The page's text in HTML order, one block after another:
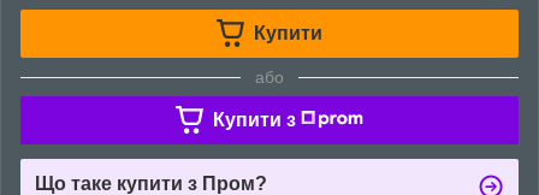
Купити
або
Купити з
Що таке купити з Пром?